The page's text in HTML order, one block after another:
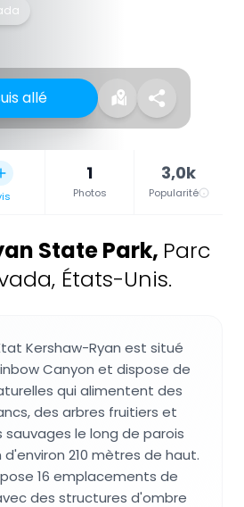
allé
1
Photos
3,0k
Popularité
State Park, Parc
États-Unis.
Kershaw-Ryan est situé
Canyon et dispose de
qui alimentent des
des arbres fruitiers et
sauvages le long de parois
210 mètres de haut.
16 emplacements de
des structures d'ombre